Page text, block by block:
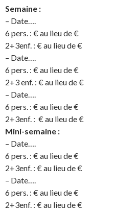
Semaine :
– Date….
6 pers. : € au lieu de €
2+3enf. : € au lieu de €
– Date….
6 pers. : € au lieu de €
2+3 enf. : € au lieu de €
– Date….
6 pers. : € au lieu de €
2+3enf. : € au lieu de €
Mini-semaine :
– Date….
6 pers. : € au lieu de €
2+3enf. : € au lieu de €
– Date….
6 pers. : € au lieu de €
2+3enf. : € au lieu de €